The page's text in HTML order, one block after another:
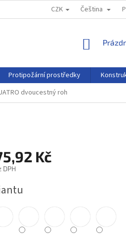
REKLAMAČNÍ ŘÁD
CZK Čeština
Protipožární prostředky
dvoucestný roh
Kč